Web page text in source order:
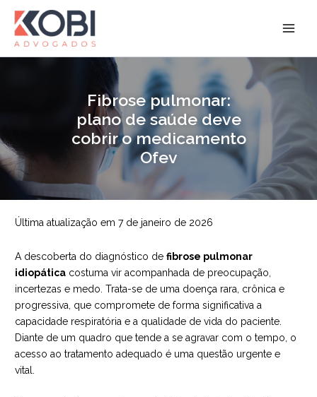
para
conteúdo
Fibrose pulmonar:
plano de saúde deve
cobrir o medicamento
Ofev
Última atualização em 7 de janeiro de 2026
A descoberta do diagnóstico de fibrose pulmonar
idiopática costuma vir acompanhada de preocupação,
incertezas e medo. Trata-se de uma doença rara, crônica e
progressiva, que compromete de forma significativa a
capacidade respiratória e a qualidade de vida do paciente.
Diante de um quadro que tende a se agravar com o tempo, o
acesso ao tratamento adequado é uma questão urgente e
vital.